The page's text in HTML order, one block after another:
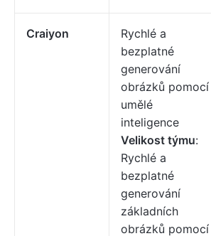
Craiyon
Rychlé a
bezplatné
generování
obrázků pomocí
umělé
inteligence
Velikost týmu:
Rychlé a
bezplatné
generování
základních
obrázků pomocí